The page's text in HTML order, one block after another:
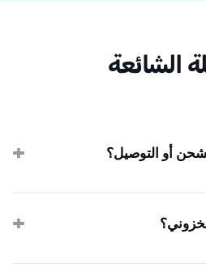
الشائعة
أو التوصيل؟
منتجاتك. يصل كل شيء معًا في إرسال